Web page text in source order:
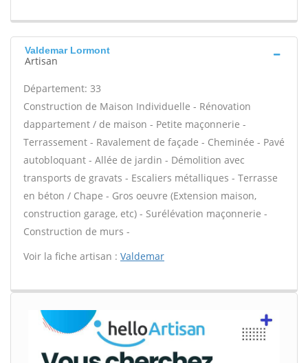
Valdemar Lormont
Artisan
Département: 33
Construction de Maison Individuelle - Rénovation
dappartement / de maison - Petite maçonnerie -
Terrassement - Ravalement de façade - Cheminée - Pavé
autobloquant - Allée de jardin - Démolition avec
transports de gravats - Escaliers métalliques - Terrasse
en béton / Chape - Gros oeuvre (Extension maison,
construction garage, etc) - Surélévation maçonnerie -
Construction de murs -
Voir la fiche artisan : Valdemar